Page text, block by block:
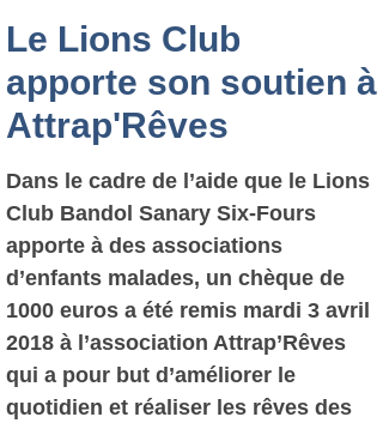
Le Lions Club
apporte son soutien à
Attrap'Rêves
Dans le cadre de l’aide que le Lions
Club Bandol Sanary Six-Fours
apporte à des associations
d’enfants malades, un chèque de
1000 euros a été remis mardi 3 avril
2018 à l’association Attrap’Rêves
qui a pour but d’améliorer le
quotidien et réaliser les rêves des